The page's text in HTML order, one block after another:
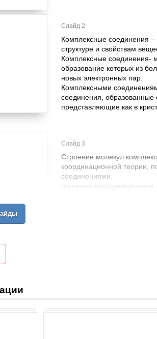
Слайд 2
Комплексные соединения –
структуре и свойствам
Комплексные соединения-
образование которых из
новых электронных пар.
Комплексными
соединения, образованные
представляющие как в
Слайд 3
Строение молекул
координационной теории,
соединениями.
согласно